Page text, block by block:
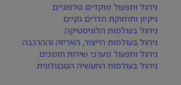
ניהול ותפעול מוקדים טלפוניים
ניקיון ותחזוקת חדרים נקיים
ניהול בעולמות הלוגיסטיקה
ניהול בעולמות הייצור, האריזה וההרכבה
ניהול ותפעול מערכי שירות תומכים
ניהול בעולמות התעשיה הטכנולוגית